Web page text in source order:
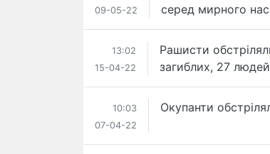
09-05-22
серед мирного
13:02
15-04-22
Рашисти
загиблих, 27
10:03
07-04-22
Окупанти